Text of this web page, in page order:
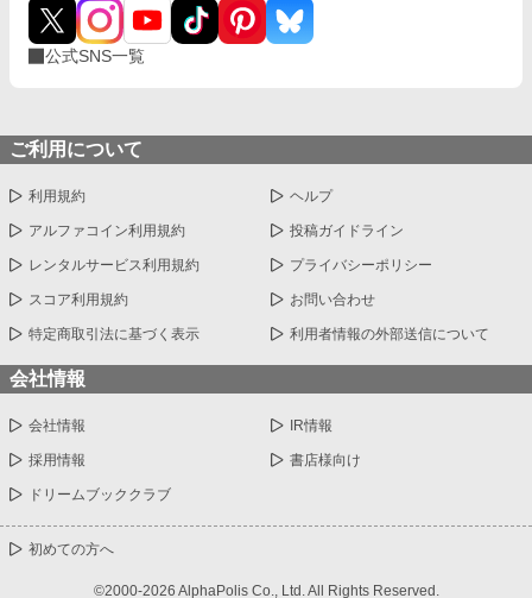
公式SNS一覧
ご利用について
利用規約 ヘルプ
アルファコイン利用規約 投稿ガイドライン
レンタルサービス利用規約 プライバシーポリシー
スコア利用規約 お問い合わせ
特定商取引法に基づく表示 利用者情報の外部送信について
会社情報
会社情報 IR情報
採用情報 書店様向け
ドリームブッククラブ
初めての方へ
©2000-2026 AlphaPolis Co., Ltd. All Rights Reserved.